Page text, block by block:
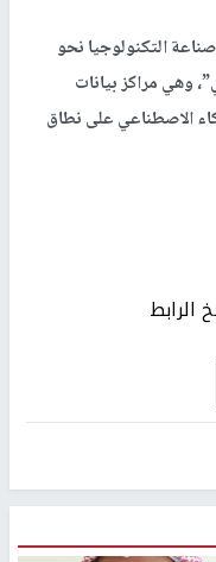
التكنولوجيا نحو
وهي مراكز بيانات
الاصطناعي على نطاق
الرابط